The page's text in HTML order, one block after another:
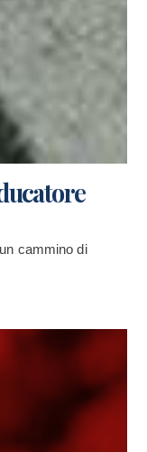
cammino di